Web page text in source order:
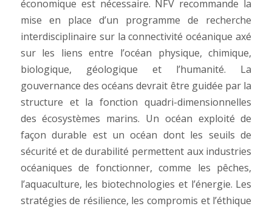
économique est nécessaire. NFV recommande la
mise en place d’un programme de recherche
interdisciplinaire sur la connectivité océanique axé
sur les liens entre l’océan physique, chimique,
biologique, géologique et l’humanité. La
gouvernance des océans devrait être guidée par la
structure et la fonction quadri-dimensionnelles
des écosystèmes marins. Un océan exploité de
façon durable est un océan dont les seuils de
sécurité et de durabilité permettent aux industries
océaniques de fonctionner, comme les pêches,
l’aquaculture, les biotechnologies et l’énergie. Les
stratégies de résilience, les compromis et l’éthique